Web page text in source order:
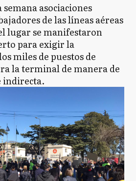
semana asociaciones
de las líneas aéreas
lugar se manifestaron
para exigir la
miles de puestos de
la terminal de manera de
indirecta.